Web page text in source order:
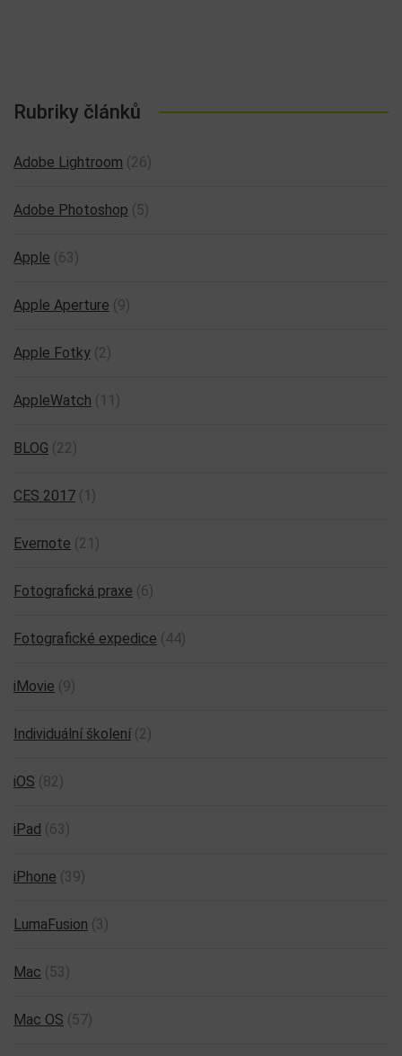
Rubriky článků
Adobe Lightroom (26)
Adobe Photoshop (5)
Apple (63)
Apple Aperture (9)
Apple Fotky (2)
AppleWatch (11)
BLOG (22)
CES 2017 (1)
Evernote (21)
Fotografická praxe (6)
Fotografické expedice (44)
iMovie (9)
Individuální školení (2)
iOS (82)
iPad (63)
iPhone (39)
LumaFusion (3)
Mac (53)
Mac OS (57)